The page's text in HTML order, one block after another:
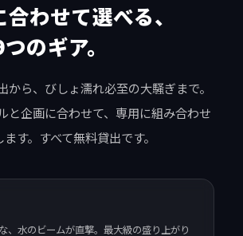
わせて選べる、
のギア。
から、びしょ濡れ必至の大騒ぎまで。
と企画に合わせて、専用に組み合わせ
す。すべて無料貸出です。
、水のビームが直撃。最大級の盛り上がり